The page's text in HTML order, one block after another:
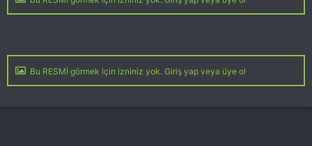
Bu RESMİ görmek için izniniz yok. Giriş yap veya üye ol